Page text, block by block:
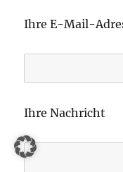
i
e
a
s
s
Ihre E-Mail-
Ihre Nachricht